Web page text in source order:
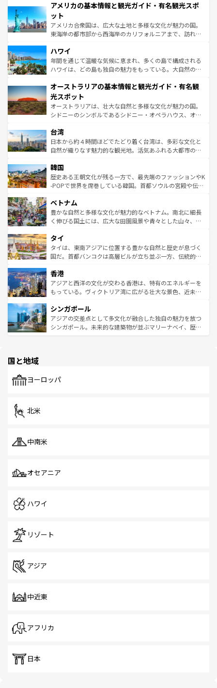
ンツ一覧を参照してほしい。
の建物がそのまま残る町や、スイスならではのユニークな
博物館もあり、アルプス観光だけでなく町歩きも満喫する
ことができる。国民の所得が高いため物価も高いが、旅行
者向けの交通パス提供のサービスもあり、うまく活用すれ
着のスイス情報は
アメリカの基本情報と観光ガイド・有名観光スポ
ット
アメリカ合衆国は、広大な土地と多様な文化が魅力の国。
東海岸の都市部から西海岸のカリフォルニアまで、訪れる
のような巨大都市は、観光、ショッピング、エンターテイ
ンメントが詰まった刺激的なスポットだ。一方、アメリカ
西部には大自然が広がり、グランドキャニオンやイエロー
部のニューオーリンズでは、音楽と美食が融合した独特の
文化が魅力。旅行者はアメリカの各地域で異なる魅力を楽
しみながら、その多様性と豊かな歴史を感じることができ
るだろう。車でのロードトリップや列車の旅も、アメリカ
情報は
ハワイ
年間を通じて温暖な気候に恵まれ、多くの島で構成される
ハワイは、どの島も独自の魅力をもっている。大自然の神
ワイ島は見逃せない。また、定番の観光地といえばオアフ
島だが、静かな自然を求めるならマウイ島やカウアイ島が
おすすめ。エメラルドグリーンに輝く海をはじめ、豊かな
文化や歴史が息づいている。「アロハスピリット」と呼ば
人々、おいしいローカルフードやハワイアンミュージッ
ク、伝統的なフラダンスなど、すべてがハワイの魅力を彩
っている。訪れるたびに新しい発見と感動が待っているハ
はコンテンツ一覧
オーストラリアの基本情報と観光ガイド・有名観
光スポット
オーストラリアは、壮大な自然と多様な文化が魅力の国。
シドニーのシンボルであるシドニー・オペラハウス、オー
リアリーフや大陸中央部にそびえるウルル（エアーズロッ
ク）、タスマニアの美しい原生林やケアンズの熱帯雨林な
ど、見どころがたくさん。また、カフェやワイン、オージ
いる。アクティビティも充実しており、サーフィンやダイ
ビング、ハイキングなど、アウトドア好きにはたまらな
い。オーストラリアの多彩な魅力を存分に味わいつくそ
参照してほしい。
台湾
日本から約４時間ほどでたどり着く台湾は、多彩な文化と
自然が織りなす魅力的な観光地。活気あふれる大都市の台
ン）、静ひつな山岳地帯である台湾東部など、都市の喧騒
と山間の静けさが共存しており、訪れる人に新しい発見と
驚きをもたらしてくれる。また、奥深い台湾の食文化も魅
容にもいいと評判のスイーツなど、バラエティ豊かな料理
が味わえる。 なお、新着の台湾情報は コンテンツ一覧を参
照してほしい。
韓国
歴史ある王朝文化が残る一方で、最先端のファッションやK
-POPで世界を席巻している韓国。首都ソウルの宮殿や伝統
き、地方に足を延ばせば四季折々の自然美を楽しむことが
できる。そして、キムチや焼肉、絶品のストリートフード
まで、さまざまな韓国料理が待っている。夜には、韓国な
リティに包まれながら、韓国の多彩な魅力を心ゆくまで味
わってみてほしい。 なお、新着の韓国情報はコンテンツ一
覧を参照してほしい。
ベトナム
豊かな自然と多様な文化が魅力的なベトナム。南北に細長
く伸びる国土には、広大な田園風景や青々とした山々、世
急速な発展と共に伝統が息づく。ハノイの古い町並みやホ
ーチミン市のフランス統治時代の建物も、独特の雰囲気を
醸し出している。また、バラエティの豊かさとおいしさで
とつ。フォーやバインミー、ベトナムコーヒーなどは、ぜ
ひ現地で味わいたい。どの地域を訪れてもあたたかい人々
が旅行者を迎えてくれるので、きっと忘れられない旅にな
参照してほしい。
タイ
タイは、東南アジアに位置する豊かな自然と歴史が息づく
国だ。首都バンコクは高層ビルが立ち並ぶ一方、伝統的な
の活気が交差している。北部ではチェンマイなどの山岳地
帯で自然と触れ合い、南部ではプーケットやクラビの美し
いビーチでリゾート気分を楽しむことができる。タイ料理
激する。気候は一年中温暖で、どの季節にも異なる楽しみ
が待っている。親しみやすいタイの人々、仏教を中心とし
た文化、そして多様な観光資源が、訪れる旅人を魅了し続
香港
アジアと西洋の文化が交わる香港は、特有のエネルギーを
もっている。ヴィクトリア湾に広がる壮大な景色、近未来
み、どこを訪れても感動するはず。観光スポットが密集し
ており、効率よく見どころを回れるのも魅力。息をのむよ
うな絶景から文化的な体験まで、香港を存分に楽しみ尽く
シンガポール
アジアの交差点として多文化が融合した独自の魅力を放つ
シンガポール。未来的な建築物が並ぶマリーナベイ、歴史
で、ホーカーズは地元の風情を楽しめる外せないスポット
国と地域
ヨーロッパ
北米
中南米
オセアニア
ハワイ
リゾート
アジア
中近東
アフリカ
日本